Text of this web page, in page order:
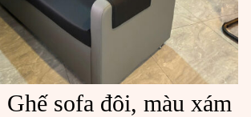
Ghế sofa đôi, màu xám